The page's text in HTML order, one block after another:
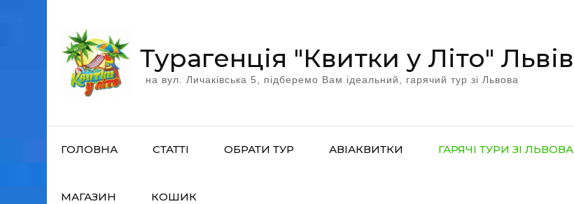
содержимому
(нажмите
Enter)
Турагенція "Квитки у Літо" Львів
на вул. Личаківська 5, підберемо Вам ідеальний, гарячий тур зі Львова
ГОЛОВНА СТАТТІ ОБРАТИ ТУР АВІАКВИТКИ ГАРЯЧІ ТУРИ ЗІ ЛЬВОВА
МАГАЗИН КОШИК